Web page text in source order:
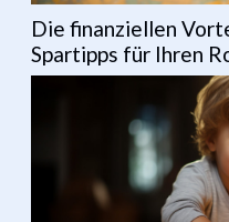
Die finanziellen
Spartipps für Ihren